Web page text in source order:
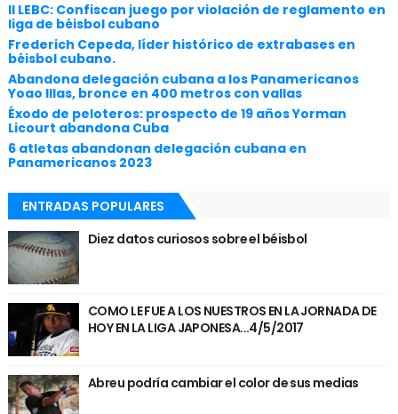
II LEBC: Confiscan juego por violación de reglamento en
liga de béisbol cubano
Frederich Cepeda, líder histórico de extrabases en
béisbol cubano.
Abandona delegación cubana a los Panamericanos
Yoao Illas, bronce en 400 metros con vallas
Éxodo de peloteros: prospecto de 19 años Yorman
Licourt abandona Cuba
6 atletas abandonan delegación cubana en
Panamericanos 2023
ENTRADAS POPULARES
Diez datos curiosos sobre el béisbol
COMO LE FUE A LOS NUESTROS EN LA JORNADA DE
HOY EN LA LIGA JAPONESA...4/5/2017
Abreu podría cambiar el color de sus medias